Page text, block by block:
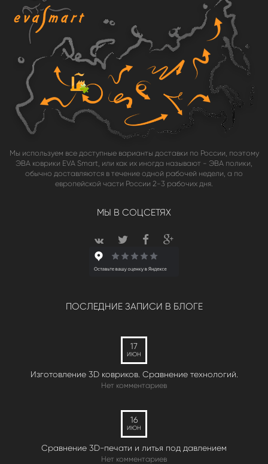
Мы используем все доступные варианты доставки по России, поэтому
ЭВА коврики EVA Smart, или как их иногда называют - ЭВА полики,
обычно доставляются в течение одной рабочей недели, а по
европейской части России 2-3 рабочих дня.
МЫ В СОЦСЕТЯХ
ПОСЛЕДНИЕ ЗАПИСИ В БЛОГЕ
17
ИЮН
Изготовление 3D ковриков. Сравнение технологий.
Нет комментариев
16
ИЮН
Сравнение 3D-печати и литья под давлением
Нет комментариев